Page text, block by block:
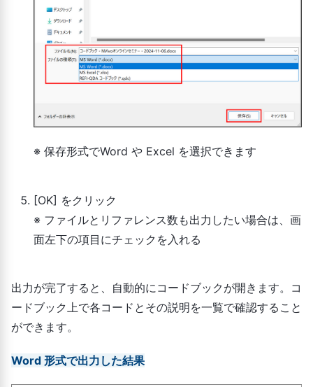
※ 保存形式でWord や Excel を選択できます
[OK] をクリック
※ ファイルとリファレンス数も出力したい場合は、画
面左下の項目にチェックを入れる
出力が完了すると、自動的にコードブックが開きます。コ
ードブック上で各コードとその説明を一覧で確認すること
ができます。
Word 形式で出力した結果